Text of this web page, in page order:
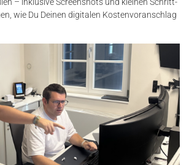
– inklusive Screenshots und kleinen Schritt-
wie Du Deinen digitalen Kostenvoranschlag